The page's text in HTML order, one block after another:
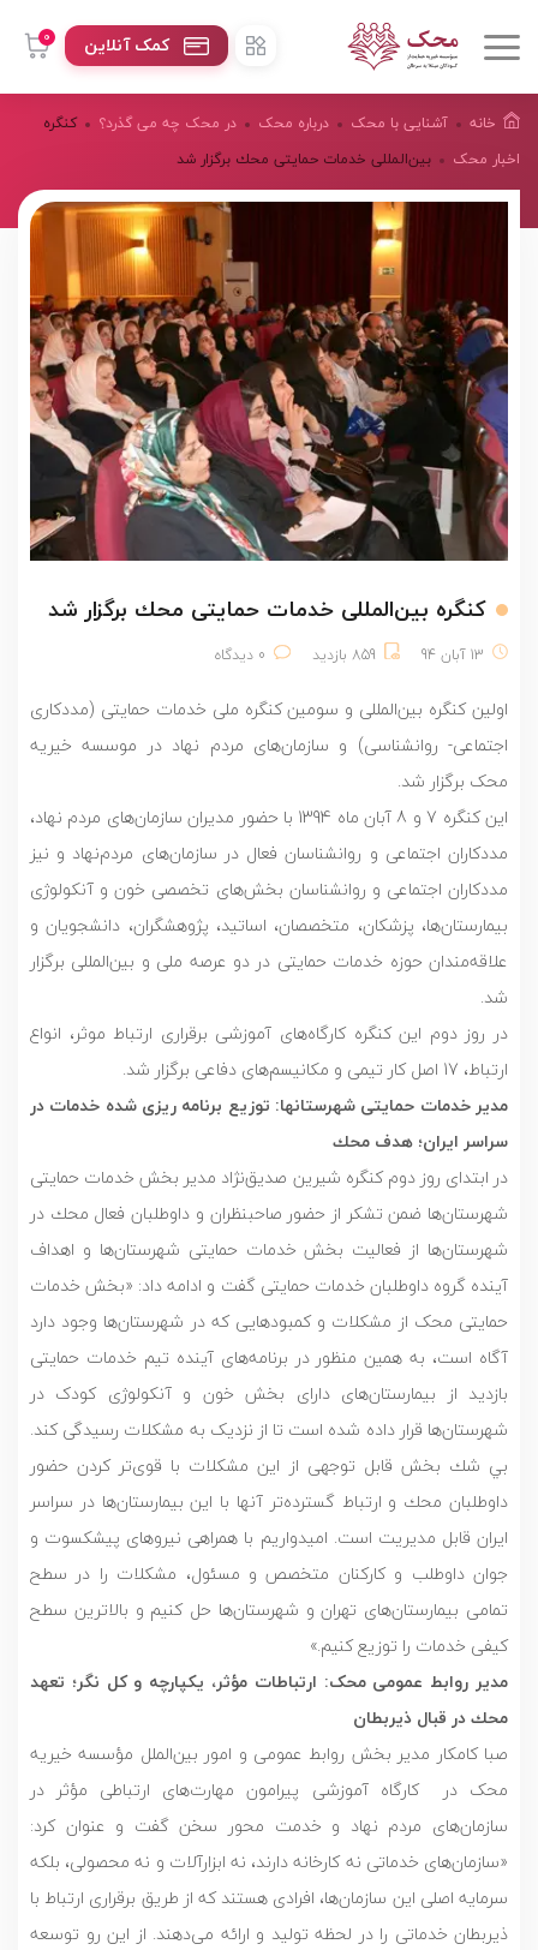
0 کمک آنلاین
خانه آشنایی با محک درباره محک
در محک چه می گذرد؟
اخبار محک
كنگره
بين‌المللى خدمات حمايتى محك برگزار شد
كنگره بين‌المللى خدمات حمايتى محك برگزار شد
13 آبان 94 859 بازدید 0 دیدگاه
اولین کنگره بین‌المللی و سومین کنگره ملی خدمات حمایتی (مددکاری
اجتماعی- روانشناسی) و سازمان‌های مردم نهاد در موسسه خیریه
محک برگزار شد.
این کنگره 7 و 8 آبان ماه 1394 با حضور مدیران سازمان‌های مردم نهاد،
مددکاران اجتماعی و روانشناسان فعال در سازمان‌های مردم‌نهاد و نیز
مددکاران اجتماعی و روانشناسان بخش‌های تخصصی خون و آنکولوژی
بیمارستان‌ها، پزشکان، متخصصان، اساتید، پژوهشگران، دانشجویان و
علاقه‌مندان حوزه خدمات حمایتی در دو عرصه ملی و بین‌المللی برگزار
شد.
در روز دوم این کنگره کارگاه‌های آموزشی برقراری ارتباط موثر، انواع
ارتباط، 17 اصل کار تیمی و مکانیسم‌های دفاعی برگزار شد.
مدیر خدمات حمایتی شهرستانها: توزيع برنامه ريزى شده خدمات در
سراسر ايران؛ هدف محك
در ابتدای روز دوم کنگره شیرین صدیق‌نژاد مدیر بخش خدمات حمایتی
شهرستان‌ها ضمن تشکر از حضور صاحبنظران و داوطلبان فعال محك در
شهرستان‌ها از فعالیت بخش خدمات حمایتی شهرستان‌ها و اهداف
آینده گروه داوطلبان خدمات حمایتی گفت و ادامه داد: «بخش خدمات
حمایتی محک از مشکلات و كمبودهايى که در شهرستان‌ها وجود دارد
آگاه است، به همین منظور در برنامه‌های آینده تیم خدمات حمایتی
بازدید از بیمارستان‌های دارای بخش خون و آنکولوژی کودک در
شهرستان‌ها قرار داده شده است تا از نزدیک به مشکلات رسیدگی کند.
بي شك بخش قابل توجهى از این مشکلات با قوی‌تر کردن حضور
داوطلبان محك و ارتباط گسترده‌تر آنها با این بیمارستان‌ها در سراسر
ايران قابل مديريت است. امیدواریم با همراهی نیروهاى پيشكسوت و
جوان داوطلب و كاركنان متخصص و مسئول، مشکلات را در سطح
تمامى بیمارستان‌های تهران و شهرستان‌ها حل کنیم و بالاترين سطح
كيفى خدمات را توزيع كنيم.»
مدیر روابط عمومی محک: ارتباطات مؤثر، يكپارچه و كل نگر؛ تعهد
محك در قبال ذيربطان
صبا کامکار مدیر بخش روابط عمومی و امور بین‌الملل مؤسسه خیریه
محک در کارگاه آموزشی پیرامون مهارت‌های ارتباطی مؤثر در
سازمان‌های مردم نهاد و خدمت محور سخن گفت و عنوان كرد:
«سازمان‌های خدماتی نه کارخانه دارند، نه ابزارآلات و نه محصولی، بلکه
سرمایه اصلی این سازمان‌ها، افرادی هستند که از طریق برقراری ارتباط با
ذیربطان خدماتی را در لحظه تولید و ارائه می‌دهند. از این رو توسعه